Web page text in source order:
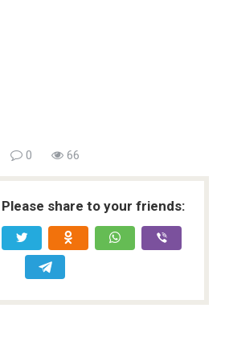
0 66
share to your friends: